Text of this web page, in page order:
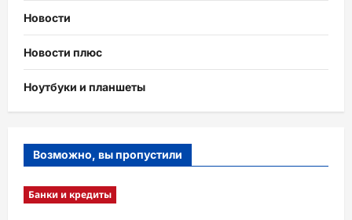
Новости
Новости плюс
Ноутбуки и планшеты
Возможно, вы пропустили
Банки и кредиты